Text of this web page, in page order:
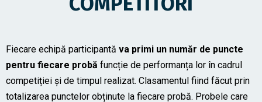
Fiecare echipă participantă va primi un număr de puncte
pentru fiecare probă funcție de performanța lor în cadrul
competiției și de timpul realizat. Clasamentul fiind făcut prin
totalizarea punctelor obținute la fiecare probă. Probele care